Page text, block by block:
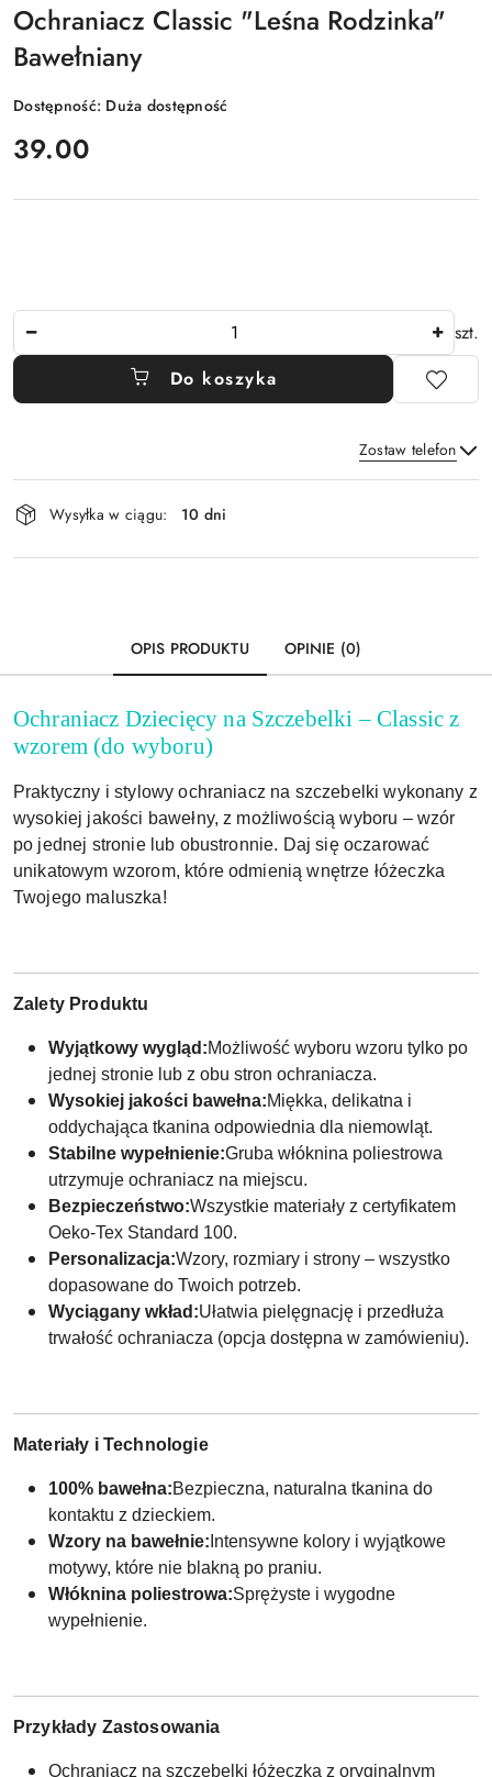
Ochraniacz Classic "Leśna Rodzinka"
Bawełniany
Dostępność: Duża dostępność
cena:
39.00
szt.
Do koszyka
Zostaw telefon
Dostępność
i
dostawa
Wysyłka w ciągu: 10 dni
OPIS PRODUKTU OPINIE (0)
Ochraniacz Dziecięcy na Szczebelki – Classic z
wzorem (do wyboru)
Praktyczny i stylowy ochraniacz na szczebelki wykonany z
wysokiej jakości bawełny, z możliwością wyboru – wzór
po jednej stronie lub obustronnie. Daj się oczarować
unikatowym wzorom, które odmienią wnętrze łóżeczka
Twojego maluszka!
Zalety Produktu
Wyjątkowy wygląd:Możliwość wyboru wzoru tylko po
jednej stronie lub z obu stron ochraniacza.
Wysokiej jakości bawełna:Miękka, delikatna i
oddychająca tkanina odpowiednia dla niemowląt.
Stabilne wypełnienie:Gruba włóknina poliestrowa
utrzymuje ochraniacz na miejscu.
Bezpieczeństwo:Wszystkie materiały z certyfikatem
Oeko-Tex Standard 100.
Personalizacja:Wzory, rozmiary i strony – wszystko
dopasowane do Twoich potrzeb.
Wyciągany wkład:Ułatwia pielęgnację i przedłuża
trwałość ochraniacza (opcja dostępna w zamówieniu).
Materiały i Technologie
100% bawełna:Bezpieczna, naturalna tkanina do
kontaktu z dzieckiem.
Wzory na bawełnie: Intensywne kolory i wyjątkowe
motywy, które nie blakną po praniu.
Włóknina poliestrowa:Sprężyste i wygodne
wypełnienie.
Przykłady Zastosowania
Ochraniacz na szczebelki łóżeczka z oryginalnym